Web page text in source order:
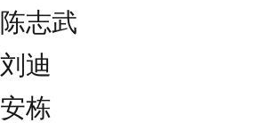
陈志武
刘迪
安栋